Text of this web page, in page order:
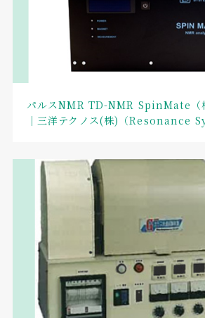
パルスNMR TD-NMR SpinMate（
｜三洋テクノス(株)（Resonance